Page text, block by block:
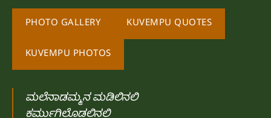
PHOTO GALLERY KUVEMPU QUOTES
KUVEMPU PHOTOS
ಮಲೆನಾಡಮ್ಮನ ಮಡಿಲಿನಲಿ